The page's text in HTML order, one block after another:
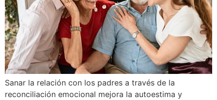
Sanar la relación con los padres a través de la
reconciliación emocional mejora la autoestima y